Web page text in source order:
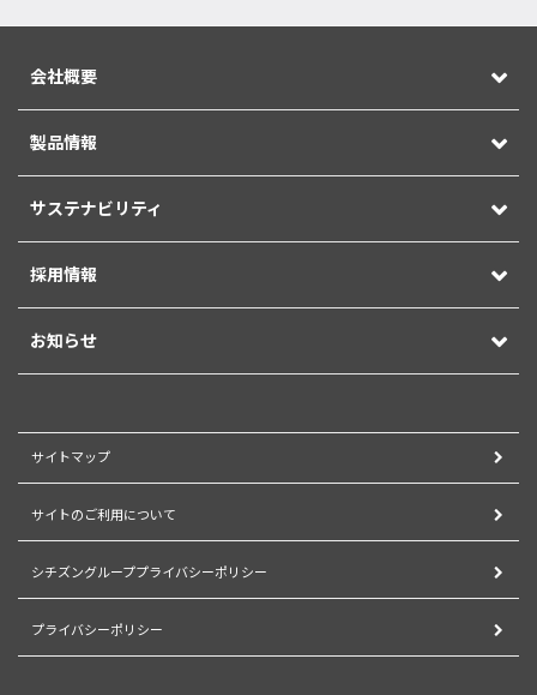
会社概要
製品情報
サステナビリティ
採用情報
お知らせ
サイトマップ
サイトのご利用について
シチズングループプライバシーポリシー
プライバシーポリシー